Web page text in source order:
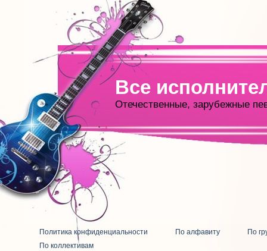
Все
Отечественные, зарубежные
Политика конфиденциальности По алфавиту
По
По коллективам